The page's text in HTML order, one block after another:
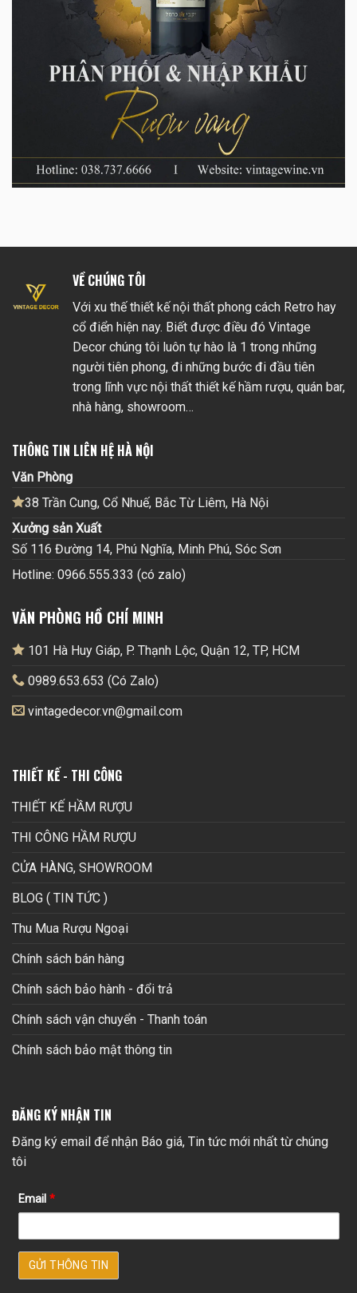
VỀ CHÚNG TÔI
Với xu thế thiết kế nội thất phong cách Retro hay
cổ điển hiện nay. Biết được điều đó Vintage
Decor chúng tôi luôn tự hào là 1 trong những
người tiên phong, đi những bước đi đầu tiên
trong lĩnh vực nội thất thiết kế hầm rượu, quán bar,
nhà hàng, showroom…
THÔNG TIN LIÊN HỆ HÀ NỘI
Văn Phòng
38 Trần Cung, Cổ Nhuế, Bắc Từ Liêm, Hà Nội
Xưởng sản Xuất
Số 116 Đường 14, Phú Nghĩa, Minh Phú, Sóc Sơn
Hotline: 0966.555.333 (có zalo)
VĂN PHÒNG HỒ CHÍ MINH
101 Hà Huy Giáp, P. Thạnh Lộc, Quận 12, TP, HCM
0989.653.653 (Có Zalo)
vintagedecor.vn@gmail.com
THIẾT KẾ - THI CÔNG
THIẾT KẾ HẦM RƯỢU
THI CÔNG HẦM RƯỢU
CỬA HÀNG, SHOWROOM
BLOG ( TIN TỨC )
Thu Mua Rượu Ngoại
Chính sách bán hàng
Chính sách bảo hành - đổi trả
Chính sách vận chuyển - Thanh toán
Chính sách bảo mật thông tin
ĐĂNG KÝ NHẬN TIN
Đăng ký email để nhận Báo giá, Tin tức mới nhất từ chúng
tôi
Email *